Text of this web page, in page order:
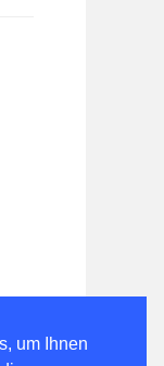
um Ihnen